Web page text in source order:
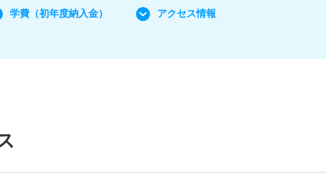
学費 （初年度納入金）
アクセス情報